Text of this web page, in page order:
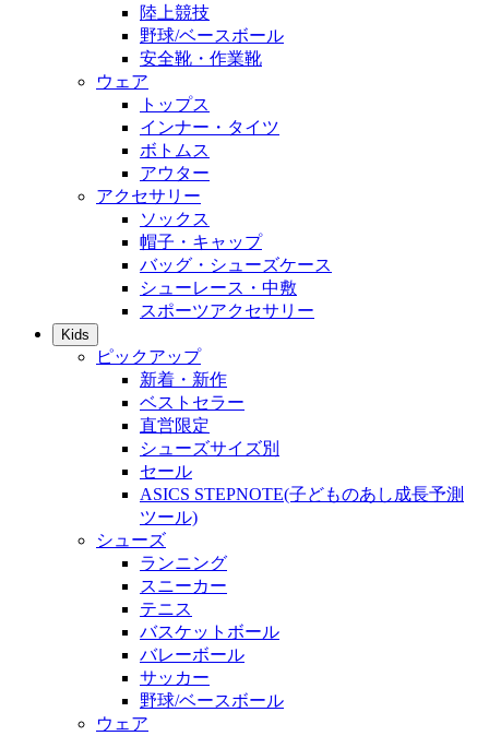
陸上競技
野球/ベースボール
安全靴・作業靴
ウェア
トップス
インナー・タイツ
ボトムス
アウター
アクセサリー
ソックス
帽子・キャップ
バッグ・シューズケース
シューレース・中敷
スポーツアクセサリー
Kids
ピックアップ
新着・新作
ベストセラー
直営限定
シューズサイズ別
セール
ASICS STEPNOTE(子どものあし成長予測
ツール)
シューズ
ランニング
スニーカー
テニス
バスケットボール
バレーボール
サッカー
野球/ベースボール
ウェア